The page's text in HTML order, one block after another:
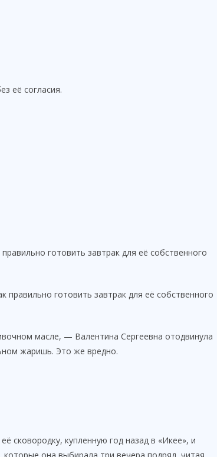
её согласия.
готовить завтрак для её собственного
готовить завтрак для её собственного
масле, — Валентина Сергеевна отодвинула
жаришь. Это же вредно.
сковородку, купленную год назад в «Икее», и